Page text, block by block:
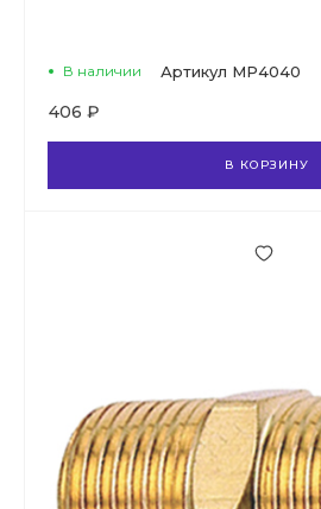
В наличии Артикул MP4040
406 ₽
В КОРЗИНУ